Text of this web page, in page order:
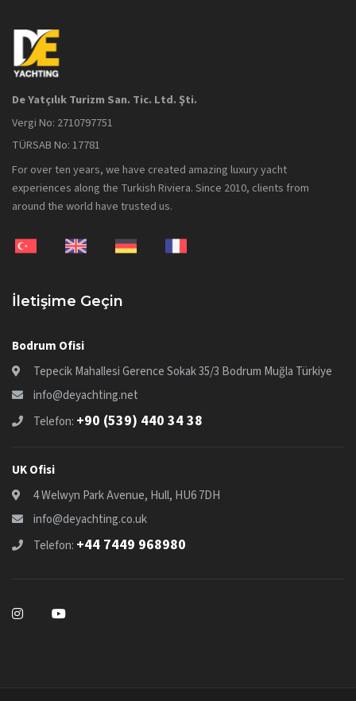
De Yatçılık Turizm San. Tic. Ltd. Şti.
Vergi No: 2710797751
TÜRSAB No: 17781
For over ten years, we have created amazing luxury yacht
experiences along the Turkish Riviera. Since 2010, clients from
around the world have trusted us.
İletişime Geçin
Bodrum Ofisi
Tepecik Mahallesi Gerence Sokak 35/3 Bodrum Muğla Türkiye
info@deyachting.net
Telefon: +90 (539) 440 34 38
UK Ofisi
4 Welwyn Park Avenue, Hull, HU6 7DH
info@deyachting.co.uk
Telefon: +44 7449 968980